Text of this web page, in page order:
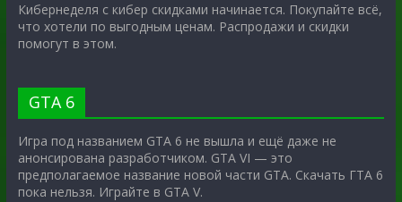
Кибернеделя с кибер скидками начинается. Покупайте всё,
что хотели по выгодным ценам. Распродажи и скидки
помогут в этом.
GTA 6
Игра под названием GTA 6 не вышла и ещё даже не
анонсирована разработчиком. GTA VI — это
предполагаемое название новой части GTA. Скачать ГТА 6
пока нельзя. Играйте в GTA V.